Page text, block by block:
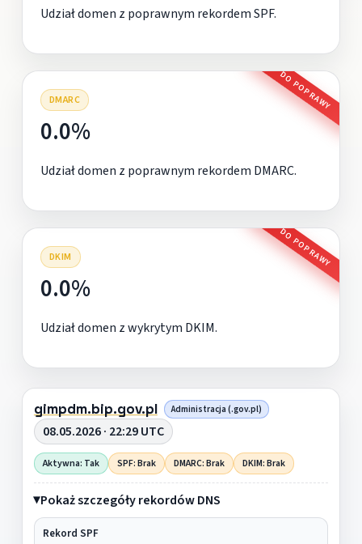
Udział domen z poprawnym rekordem SPF.
DMARC DO POPRAWY
0.0%
Udział domen z poprawnym rekordem DMARC.
DKIM DO POPRAWY
0.0%
Udział domen z wykrytym DKIM.
gimpdm.bip.gov.pl Administracja (.gov.pl)
08.05.2026 · 22:29 UTC
Aktywna: Tak SPF: Brak DMARC: Brak DKIM: Brak
Pokaż szczegóły rekordów DNS
Rekord SPF